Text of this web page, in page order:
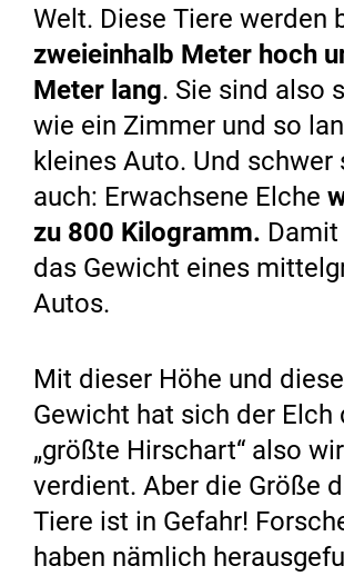
Welt. Diese Tiere werden
zweieinhalb Meter hoch
Meter lang. Sie sind also
wie ein Zimmer und so
kleines Auto. Und schwer
auch: Erwachsene Elche
zu 800 Kilogramm.
das Gewicht eines
Autos.
Mit dieser Höhe und
Gewicht hat sich der Elch
„größte Hirschart“ also
verdient. Aber die Größe
Tiere ist in Gefahr!
haben nämlich